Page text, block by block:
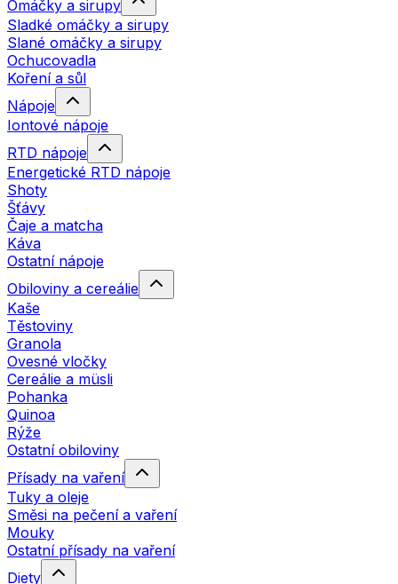
Omáčky a sirupy
Sladké omáčky a sirupy
Slané omáčky a sirupy
Ochucovadla
Koření a sůl
Nápoje
Iontové nápoje
RTD nápoje
Energetické RTD nápoje
Shoty
Šťávy
Čaje a matcha
Káva
Ostatní nápoje
Obiloviny a cereálie
Kaše
Těstoviny
Granola
Ovesné vločky
Cereálie a müsli
Pohanka
Quinoa
Rýže
Ostatní obiloviny
Přísady na vaření
Tuky a oleje
Směsi na pečení a vaření
Mouky
Ostatní přísady na vaření
Diety